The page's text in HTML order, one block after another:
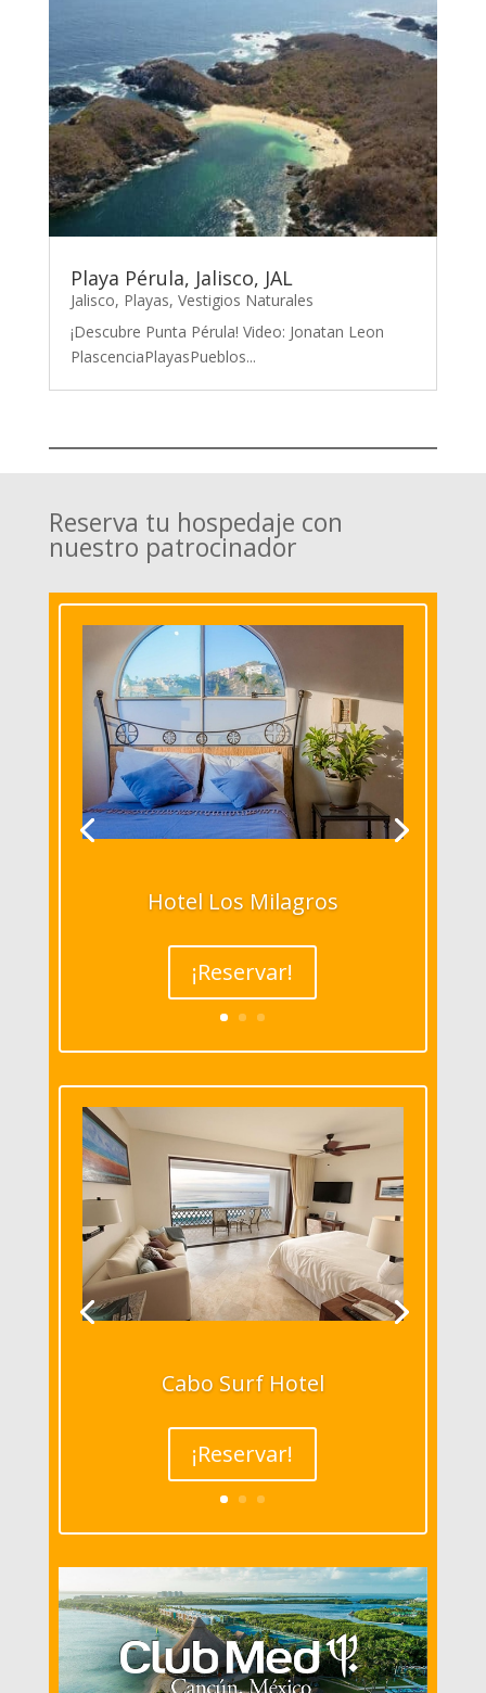
Playa Pérula, Jalisco, JAL
Jalisco, Playas, Vestigios Naturales
¡Descubre Punta Pérula! Video: Jonatan Leon
PlascenciaPlayasPueblos...
Reserva tu hospedaje con
nuestro patrocinador
Hotel Los Milagros
¡Reservar!
Cabo Surf Hotel
¡Reservar!